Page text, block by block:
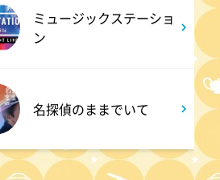
あざとくて何が悪いの? 令和
最新!男女の出会いの場「相席
ラウンジ」に潜入調査!
ミュージックステーショ
ン
名探偵のままでいて